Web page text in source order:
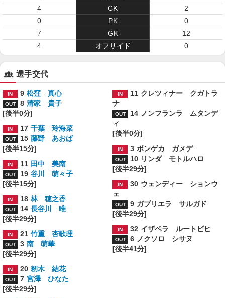
4
CK
2
0
PK
0
7
GK
12
4
オフサイド 0
選手交代
9 松窪 真心
8 清家 貴子
[後半0分]
17 千葉 玲海菜
15 藤野 あおば
[後半15分]
11 田中 美南
19 谷川 萌々子
[後半15分]
18 林 穂之香
14 長谷川 唯
[後半29分]
21 竹重 杏歌理
3 南 萌華
[後半29分]
20 籾木 結花
7 宮澤 ひなた
[後半29分]
11 クレツィナー クガトラ
ナ
14 ノンフランラ ムタンデ
ィ
[後半0分]
3 ボンゲカ ガメデ
10 リンダ モトルハロ
[後半29分]
30 ウェンディー ションウ
ェ
9 ガブリエラ サルガド
[後半29分]
32 イザベラ ルートビヒ
6 ノクソロ シサヌ
[後半41分]